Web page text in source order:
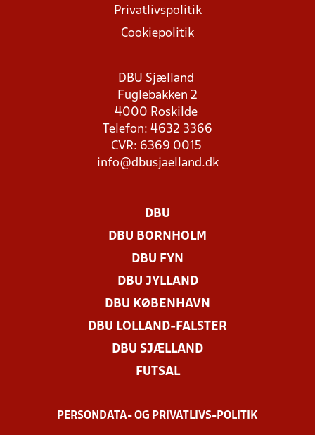
Privatlivspolitik
Cookiepolitik
DBU Sjælland
Fuglebakken 2
4000 Roskilde
Telefon: 4632 3366
CVR: 6369 0015
info@dbusjaelland.dk
DBU
DBU BORNHOLM
DBU FYN
DBU JYLLAND
DBU KØBENHAVN
DBU LOLLAND-FALSTER
DBU SJÆLLAND
FUTSAL
PERSONDATA- OG PRIVATLIVS-POLITIK